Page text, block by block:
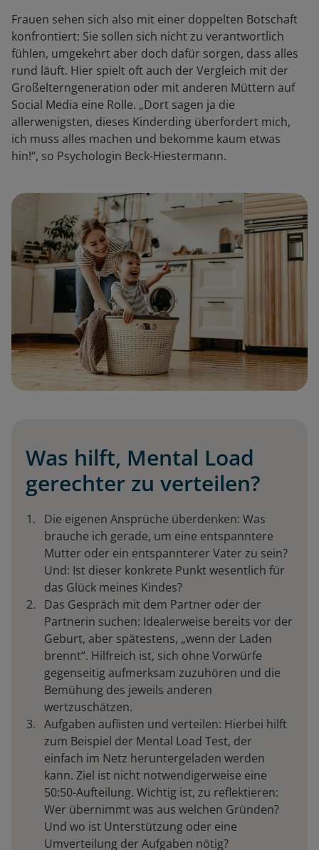
Frauen sehen sich also mit einer doppelten Botschaft
konfrontiert: Sie sollen sich nicht zu verantwortlich
fühlen, umgekehrt aber doch dafür sorgen, dass alles
rund läuft. Hier spielt oft auch der Vergleich mit der
Großelterngeneration oder mit anderen Müttern auf
Social Media eine Rolle. „Dort sagen ja die
allerwenigsten, dieses Kinderding überfordert mich,
ich muss alles machen und bekomme kaum etwas
hin!“, so Psychologin Beck-Hiestermann.
Was hilft, Mental Load
gerechter zu verteilen?
Die eigenen Ansprüche überdenken: Was
brauche ich gerade, um eine entspanntere
Mutter oder ein entspannterer Vater zu sein?
Und: Ist dieser konkrete Punkt wesentlich für
das Glück meines Kindes?
Das Gespräch mit dem Partner oder der
Partnerin suchen: Idealerweise bereits vor der
Geburt, aber spätestens, „wenn der Laden
brennt“. Hilfreich ist, sich ohne Vorwürfe
gegenseitig aufmerksam zuzuhören und die
Bemühung des jeweils anderen
wertzuschätzen.
Aufgaben auflisten und verteilen: Hierbei hilft
zum Beispiel der Mental Load Test, der
einfach im Netz heruntergeladen werden
kann. Ziel ist nicht notwendigerweise eine
50:50-Aufteilung. Wichtig ist, zu reflektieren:
Wer übernimmt was aus welchen Gründen?
Und wo ist Unterstützung oder eine
Umverteilung der Aufgaben nötig?